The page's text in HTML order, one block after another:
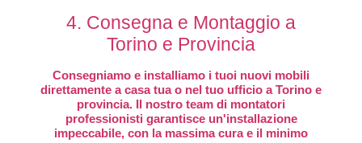
4. Consegna e Montaggio a
Torino e Provincia
Consegniamo e installiamo i tuoi nuovi mobili
direttamente a casa tua o nel tuo ufficio a Torino e
provincia. Il nostro team di montatori
professionisti garantisce un'installazione
impeccabile, con la massima cura e il minimo